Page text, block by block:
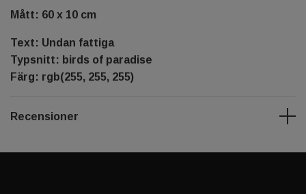
Mått: 60 x 10 cm
Text: Undan fattiga
Typsnitt: birds of paradise
Färg: rgb(255, 255, 255)
Recensioner